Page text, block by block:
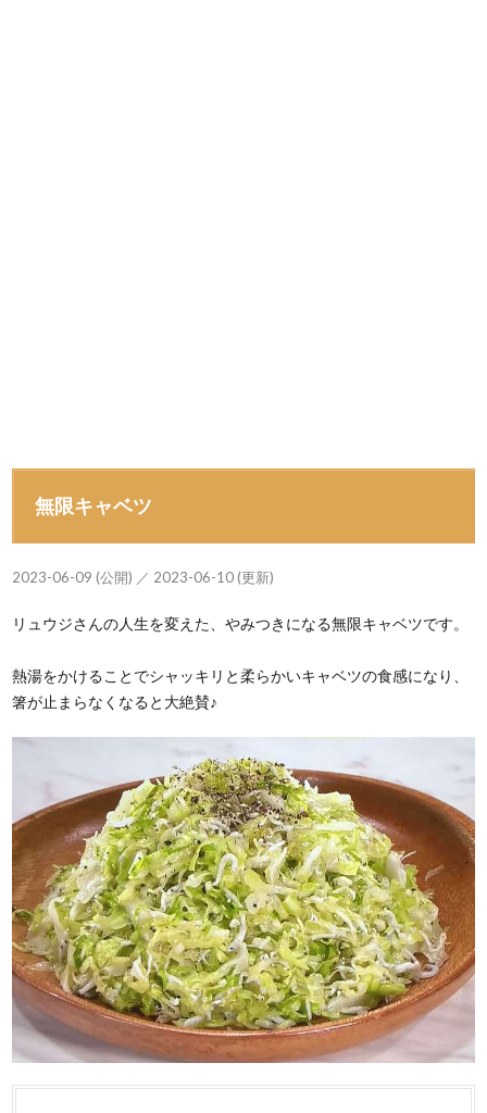
無限キャベツ
2023-06-09 (公開) ／ 2023-06-10 (更新)
リュウジさんの人生を変えた、やみつきになる無限キャベツです。
熱湯をかけることでシャッキリと柔らかいキャベツの食感になり、
箸が止まらなくなると大絶賛♪